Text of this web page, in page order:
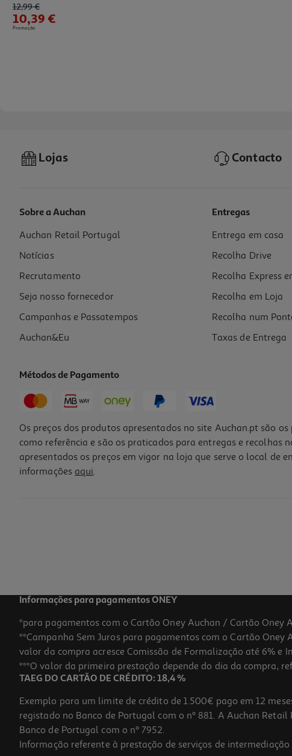
Price reduced from
12,99 €to
10,39 €
Promoção
Máscara Novex Queratina Brasileira 1kg
11.51 €/Kg
11,51 €
-20%
-20%
Lojas Contacto
Sobre a Auchan
Auchan Retail Portugal
Notícias
Recrutamento
Seja nosso fornecedor
Campanhas e Passatempos
Auchan&Eu
Entregas
Entrega em casa
Recolha Drive
Recolha Express
Recolha em Loja
Recolha num
Taxas de Entrega
Métodos de Pagamento
Os preços dos produtos apresentados no site Auchan.pt são
como referência e são os praticados para entregas e
apresentados os preços em vigor na loja que serve o local de
informações aqui.
Informações para pagamentos ONEY
*para pagamentos com o Cartão Oney Auchan / Cartão Oney
**Campanha Sem Juros para pagamentos com o Cartão
valor da compra acresce Comissão de Formalização até 6% e
***O valor da primeira prestação depende do dia da compra,
TAEG DO CARTÃO DE CRÉDITO: 18,4 %
Exemplo para um limite de crédito de 1.500€ pago em 12
registado no Banco de Portugal com o nº 881. A Auchan
Banco de Portugal com o nº 7952.
Informação referente à prestação de serviços de intermediação